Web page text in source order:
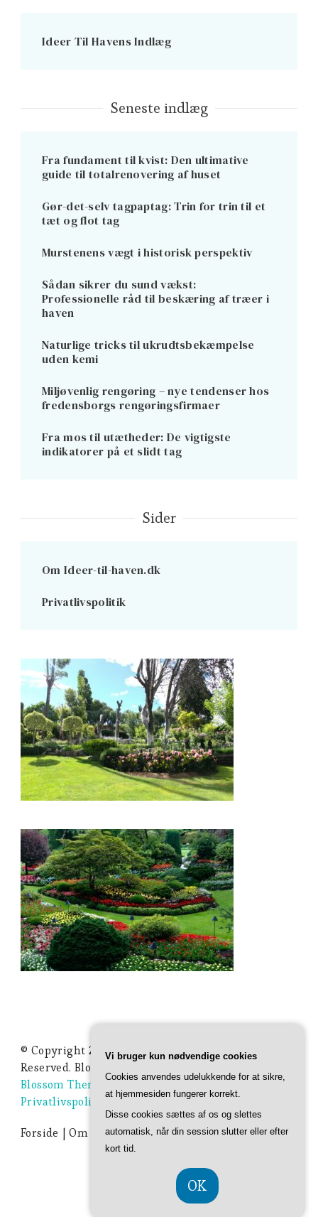
Ideer Til Havens Indlæg
Seneste indlæg
Fra fundament til kvist: Den ultimative
guide til totalrenovering af huset
Gør-det-selv tagpaptag: Trin for trin til et
tæt og flot tag
Murstenens vægt i historisk perspektiv
Sådan sikrer du sund vækst:
Professionelle råd til beskæring af træer i
haven
Naturlige tricks til ukrudtsbekæmpelse
uden kemi
Miljøvenlig rengøring – nye tendenser hos
fredensborgs rengøringsfirmaer
Fra mos til utætheder: De vigtigste
indikatorer på et slidt tag
Sider
Om Ideer-til-haven.dk
Privatlivspolitik
© Copyright 2026 Ideer Til Haven. All Rights
Reserved.Blossom Studio | Developed By
Blossom Themes. Powered byWordPress .
Privatlivspolitik
Forside Om Ideer-til-haven.dk Privatlivspolitik
CVR DK 374 077 39
Vi bruger kun nødvendige cookies
Cookies anvendes udelukkende for at sikre,
at hjemmesiden fungerer korrekt.
Disse cookies sættes af os og slettes
automatisk, når din session slutter eller efter
kort tid.
OK